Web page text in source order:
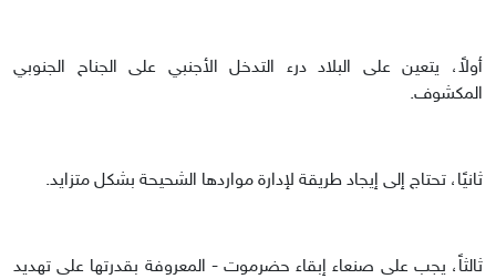
أولاً، يتعين على البلاد درء التدخل الأجنبي على الجناح الجنوبي
المكشوف.
ثانيًا، تحتاج إلى إيجاد طريقة لإدارة مواردها الشحيحة بشكل متزايد.
ثالثاً، يجب على صنعاء إبقاء حضرموت - المعروفة بقدرتها على تهديد